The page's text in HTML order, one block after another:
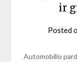
ir
Posted
Automobilio